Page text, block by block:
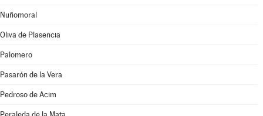
Nuñomoral
Oliva de Plasencia
Palomero
Pasarón de la Vera
Pedroso de Acim